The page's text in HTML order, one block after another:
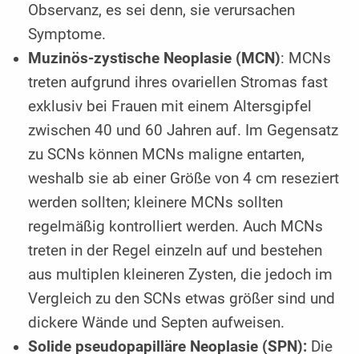
Observanz, es sei denn, sie verursachen
Symptome.
Muzinös-zystische Neoplasie (MCN): MCNs
treten aufgrund ihres ovariellen Stromas fast
exklusiv bei Frauen mit einem Altersgipfel
zwischen 40 und 60 Jahren auf. Im Gegensatz
zu SCNs können MCNs maligne entarten,
weshalb sie ab einer Größe von 4 cm reseziert
werden sollten; kleinere MCNs sollten
regelmäßig kontrolliert werden. Auch MCNs
treten in der Regel einzeln auf und bestehen
aus multiplen kleineren Zysten, die jedoch im
Vergleich zu den SCNs etwas größer sind und
dickere Wände und Septen aufweisen.
Solide pseudopapilläre Neoplasie (SPN): Die